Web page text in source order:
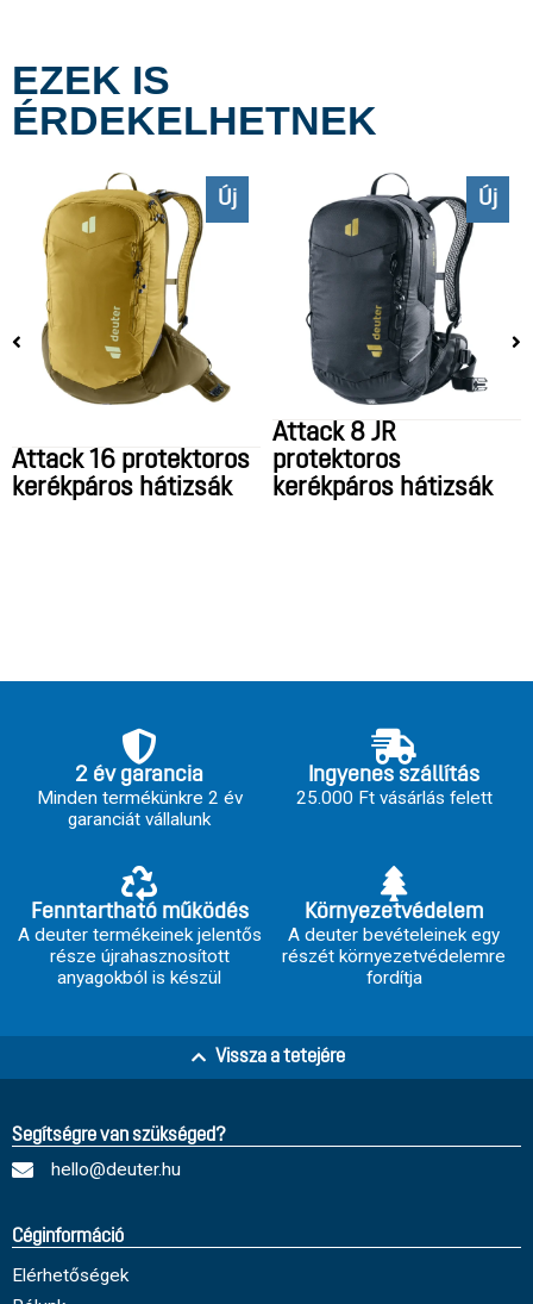
EZEK IS
ÉRDEKELHETNEK
Új
Attack 16 protektoros
kerékpáros hátizsák
Új
Attack 8 JR
protektoros
kerékpáros hátizsák
2 év garancia
Minden termékünkre 2 év
garanciát vállalunk
Ingyenes szállítás
25.000 Ft vásárlás felett
Fenntartható működés
A deuter termékeinek jelentős
része újrahasznosított
anyagokból is készül
Környezetvédelem
A deuter bevételeinek egy
részét környezetvédelemre
fordítja
Vissza a tetejére
Segítségre van szükséged?
hello@deuter.hu
Céginformáció
Elérhetőségek